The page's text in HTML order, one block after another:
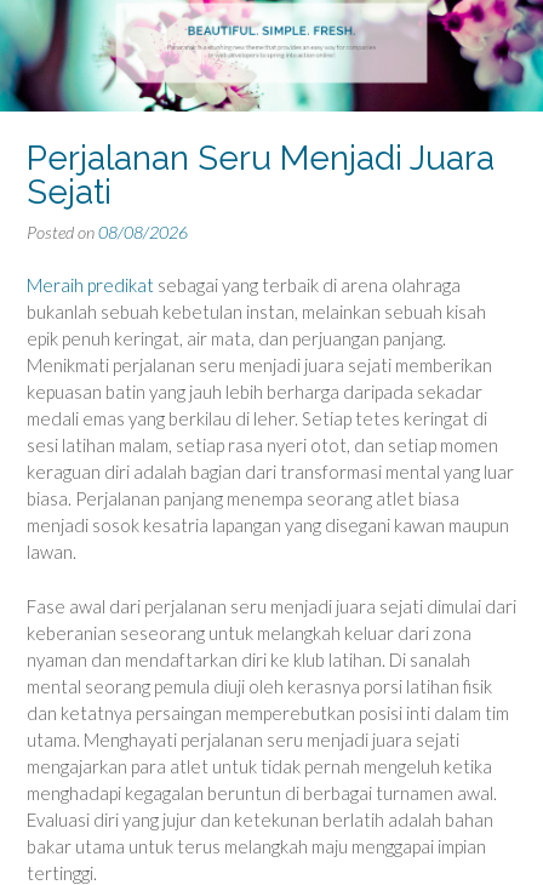
Perjalanan Seru Menjadi Juara
Sejati
Posted on08/08/2026
Meraih predikat sebagai yang terbaik di arena olahraga
bukanlah sebuah kebetulan instan, melainkan sebuah kisah
epik penuh keringat, air mata, dan perjuangan panjang.
Menikmati perjalanan seru menjadi juara sejati memberikan
kepuasan batin yang jauh lebih berharga daripada sekadar
medali emas yang berkilau di leher. Setiap tetes keringat di
sesi latihan malam, setiap rasa nyeri otot, dan setiap momen
keraguan diri adalah bagian dari transformasi mental yang luar
biasa. Perjalanan panjang menempa seorang atlet biasa
menjadi sosok kesatria lapangan yang disegani kawan maupun
lawan.
Fase awal dari perjalanan seru menjadi juara sejati dimulai dari
keberanian seseorang untuk melangkah keluar dari zona
nyaman dan mendaftarkan diri ke klub latihan. Di sanalah
mental seorang pemula diuji oleh kerasnya porsi latihan fisik
dan ketatnya persaingan memperebutkan posisi inti dalam tim
utama. Menghayati perjalanan seru menjadi juara sejati
mengajarkan para atlet untuk tidak pernah mengeluh ketika
menghadapi kegagalan beruntun di berbagai turnamen awal.
Evaluasi diri yang jujur dan ketekunan berlatih adalah bahan
bakar utama untuk terus melangkah maju menggapai impian
tertinggi.